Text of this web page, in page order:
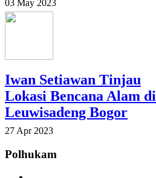
03 May 2023
Iwan Setiawan Tinjau
Lokasi Bencana Alam di
Leuwisadeng Bogor
27 Apr 2023
Polhukam